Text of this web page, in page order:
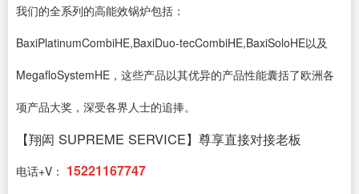
我们的全系列的高能效锅炉包括：
BaxiPlatinumCombiHE,BaxiDuo-tecCombiHE,BaxiSoloHE以及
MegafloSystemHE，这些产品以其优异的产品性能囊括了欧洲各
项产品大奖，深受各界人士的追捧。
【翔闳 SUPREME SERVICE】尊享直接对接老板
电话+V： 15221167747